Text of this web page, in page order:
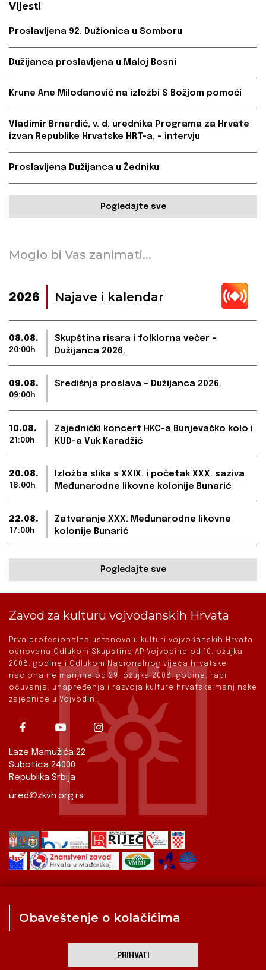
Vijesti
Proslavljena 92. Dužionica u Somboru
Dužijanca proslavljena u Maloj Bosni
Krune Ane Milodanović na izložbi S Božjom pomoći
Vladimir Brnardić, v. d. urednika Programa za Hrvate
izvan Republike Hrvatske HRT-a, – intervju
Proslavljena Dužijanca u Žedniku
Pogledajte sve
Moglo bi Vas zanimati...
2026 Najave i kalendar
08.08.
20:00h
Skupština risara i folklorna večer –
Dužijanca 2026.
09.08.
09:00h
Središnja proslava – Dužijanca 2026.
10.08.
21:00h
Zajednički koncert HKC-a Bunjevačko kolo i
KUD-a Vuk Karadžić
20.08.
18:00h
Izložba slika s XXIX. i početak XXX. saziva
Međunarodne likovne kolonije Bunarić
22.08.
17:00h
Zatvaranje XXX. Međunarodne likovne
kolonije Bunarić
Pogledajte sve
Zavod za kulturu vojvođanskih Hrvata
Prva profesionalna ustanova u kulturi vojvođanskih Hrvata
osnovana Odlukom Skupštine AP Vojvodine od 10. ožujka
2008. godine i Odlukom Nacionalnog vijeća hrvatske
nacionalne manjine od 29. ožujka 2008. godine, radi
očuvanja, unapređenja i razvoja kulture hrvatske manjinske
zajednice u Vojvodini.
Laze Mamužića 22
Subotica 24000
Republika Srbija
ured@zkvh.org.rs
Kulturna scena
Obaveštenje o kolačićima
PRIHVATI